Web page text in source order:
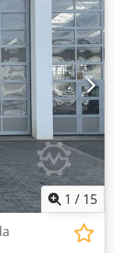
3.500,00 €
310 475
€ OQ90 senza
18.000,00 €
80/80 310
perni HS21
2.000,00 €
Dcedpfx
perni SWA
420 2.000,00
1 / 15